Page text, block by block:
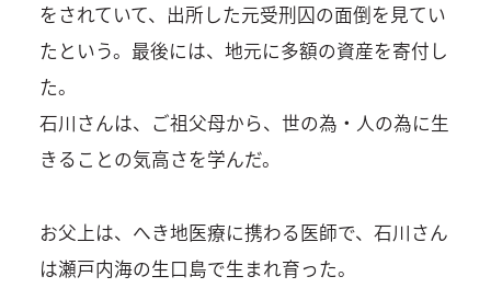
をされていて、出所した元受刑囚の面倒を見てい
たという。最後には、地元に多額の資産を寄付し
た。
石川さんは、ご祖父母から、世の為・人の為に生
きることの気高さを学んだ。
お父上は、へき地医療に携わる医師で、石川さん
は瀬戸内海の生口島で生まれ育った。